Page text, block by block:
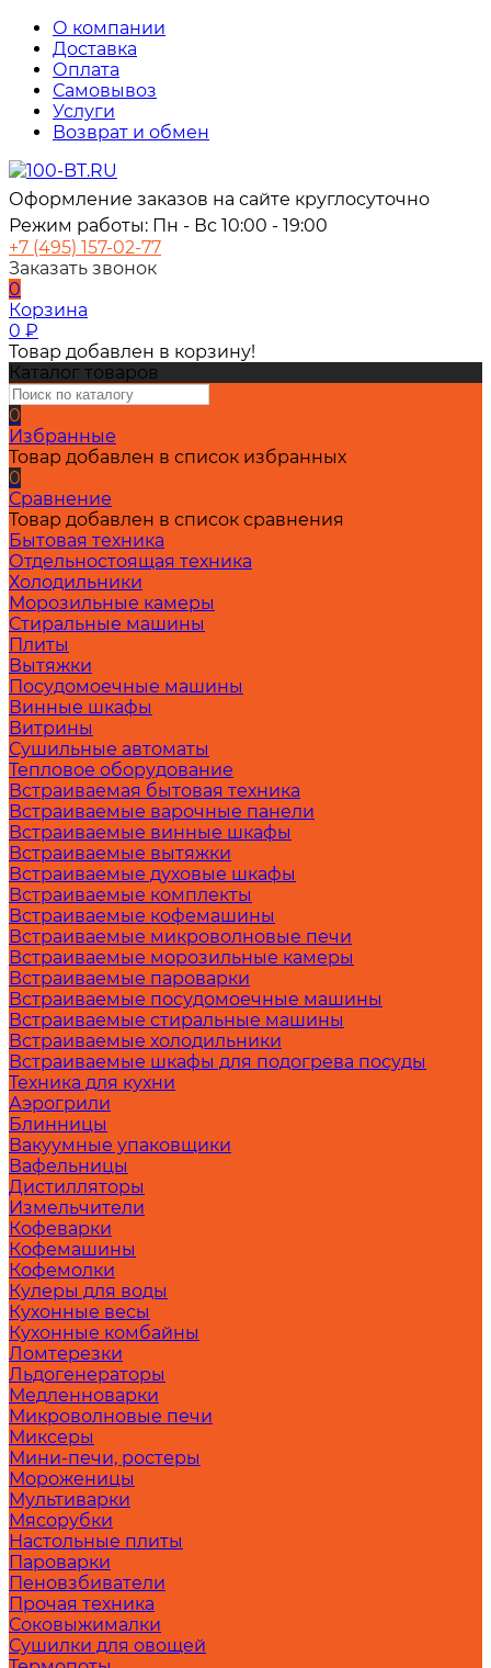
О компании
Доставка
Оплата
Самовывоз
Услуги
Возврат и обмен
Оформление заказов на сайте круглосуточно
Режим работы: Пн - Вс 10:00 - 19:00
+7 (495) 157-02-77
Заказать звонок
0
Корзина
0 ₽
Товар добавлен в корзину!
Каталог товаров
0
Избранные
Товар добавлен в список избранных
0
Сравнение
Товар добавлен в список сравнения
Бытовая техника
Отдельностоящая техника
Холодильники
Морозильные камеры
Стиральные машины
Плиты
Вытяжки
Посудомоечные машины
Винные шкафы
Витрины
Сушильные автоматы
Тепловое оборудование
Встраиваемая бытовая техника
Встраиваемые варочные панели
Встраиваемые винные шкафы
Встраиваемые вытяжки
Встраиваемые духовые шкафы
Встраиваемые комплекты
Встраиваемые кофемашины
Встраиваемые микроволновые печи
Встраиваемые морозильные камеры
Встраиваемые пароварки
Встраиваемые посудомоечные машины
Встраиваемые стиральные машины
Встраиваемые холодильники
Встраиваемые шкафы для подогрева посуды
Техника для кухни
Аэрогрили
Блинницы
Вакуумные упаковщики
Вафельницы
Дистилляторы
Измельчители
Кофеварки
Кофемашины
Кофемолки
Кулеры для воды
Кухонные весы
Кухонные комбайны
Ломтерезки
Льдогенераторы
Медленноварки
Микроволновые печи
Миксеры
Мини-печи, ростеры
Мороженицы
Мультиварки
Мясорубки
Настольные плиты
Пароварки
Пеновзбиватели
Прочая техника
Соковыжималки
Сушилки для овощей